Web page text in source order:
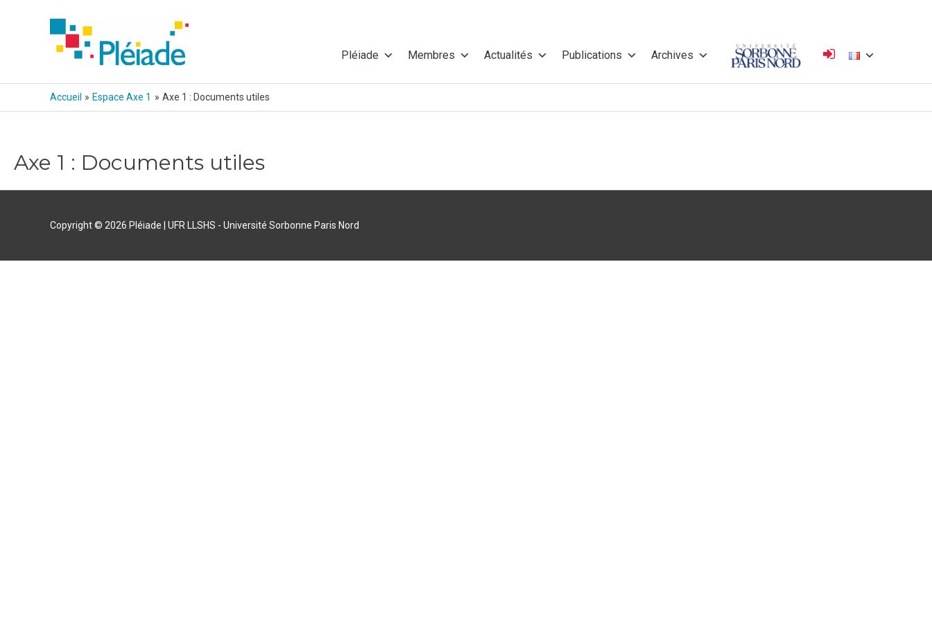
Pléiade Membres Actualités Publications Archives
Université
Accueil Espace Axe 1 Axe 1 : Documents utiles
Axe 1 : Documents utiles
Copyright © 2026 Pléiade | UFR LLSHS - Université Sorbonne Paris Nord